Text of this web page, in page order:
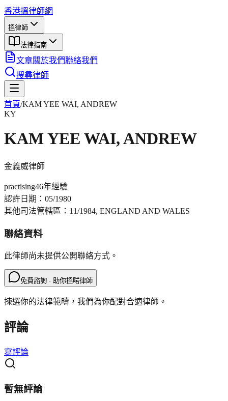
香港搵律師網
搵律師
法律指南
文章關於我們聯絡我們
搜尋律師
首頁/KAM YEE WAI, ANDREW
KY
KAM YEE WAI, ANDREW
金義威律師
practising46年經驗
認許日期： 05/1980
其他司法管轄區： 11/1984, ENGLAND AND WALES
聯絡資料
此律師尚未提供公開聯絡方式。
免費諮詢 · 助你搵啱律師
揀選你的法律範疇，我們為你配對合適律師。
評論
寫評論
暫無評論